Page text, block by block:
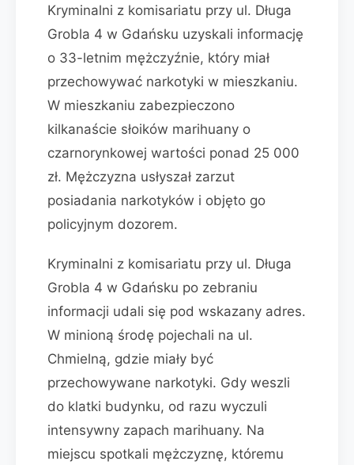
Kryminalni z komisariatu przy ul. Długa
Grobla 4 w Gdańsku uzyskali informację
o 33-letnim mężczyźnie, który miał
przechowywać narkotyki w mieszkaniu.
W mieszkaniu zabezpieczono
kilkanaście słoików marihuany o
czarnorynkowej wartości ponad 25 000
zł. Mężczyzna usłyszał zarzut
posiadania narkotyków i objęto go
policyjnym dozorem.
Kryminalni z komisariatu przy ul. Długa
Grobla 4 w Gdańsku po zebraniu
informacji udali się pod wskazany adres.
W minioną środę pojechali na ul.
Chmielną, gdzie miały być
przechowywane narkotyki. Gdy weszli
do klatki budynku, od razu wyczuli
intensywny zapach marihuany. Na
miejscu spotkali mężczyznę, któremu